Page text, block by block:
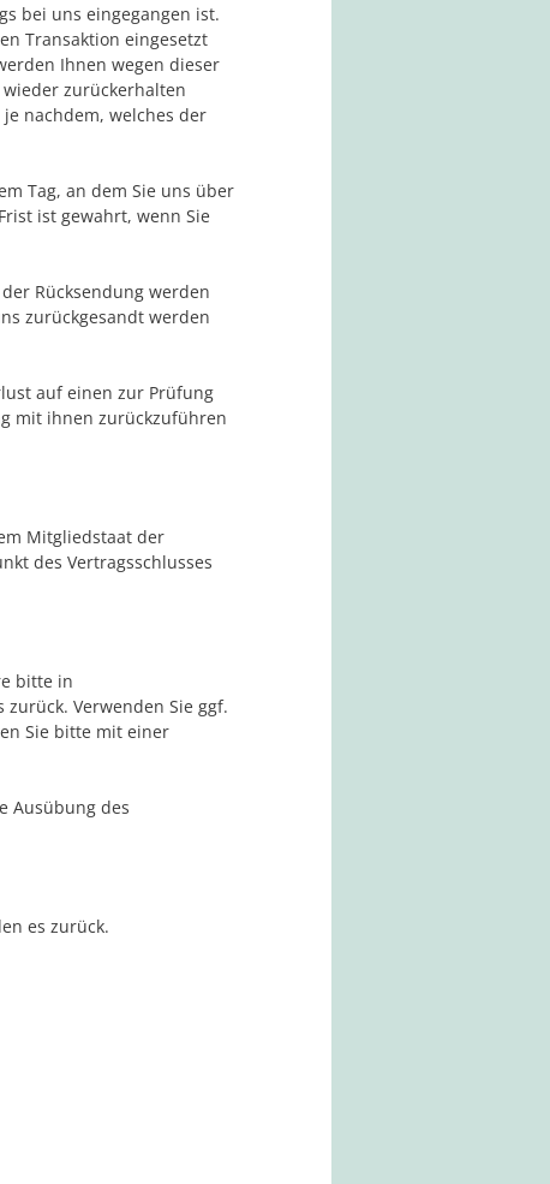
bei uns eingegangen ist.
Transaktion eingesetzt
Ihnen wegen dieser
zurückerhalten
nachdem, welches der
Tag, an dem Sie uns über
ist gewahrt, wenn Sie
Rücksendung werden
zurückgesandt werden
auf einen zur Prüfung
mit ihnen zurückzuführen
Mitgliedstaat der
des Vertragsschlusses
bitte in
Verwenden Sie ggf.
Sie bitte mit einer
Ausübung des
es zurück.